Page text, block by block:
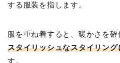
する服装を指します。
服を重ね着すると、暖かさを確
スタイリッシュなスタイリング
す。